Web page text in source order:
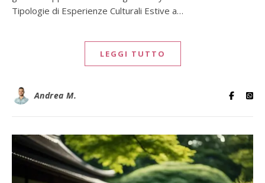
Tipologie di Esperienze Culturali Estive a…
LEGGI TUTTO
Andrea M.